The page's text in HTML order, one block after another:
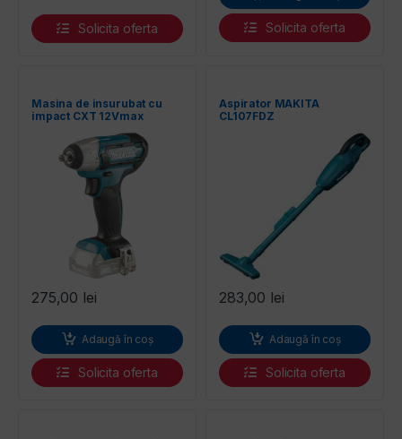
Solicita oferta Solicita oferta
Masina de insurubat cu
impact CXT 12Vmax
acumulatori TW140DZ si
incarcator
275,00 lei
Adaugă în coș
Solicita oferta
Aspirator MAKITA
CL107FDZ
283,00 lei
Adaugă în coș
Solicita oferta